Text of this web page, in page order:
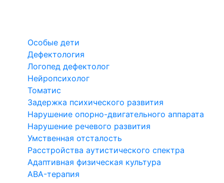
Особые дети
Дефектология
Логопед дефектолог
Нейропсихолог
Томатис
Задержка психического развития
Нарушение опорно-двигательного аппарата
Нарушение речевого развития
Умственная отсталость
Расстройства аутистического спектра
Адаптивная физическая культура
ABA-терапия